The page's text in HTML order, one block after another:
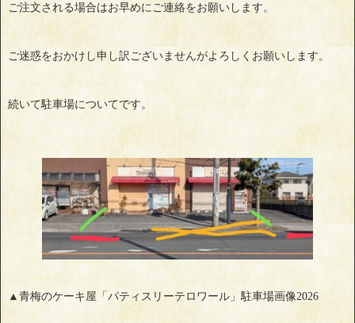
ご注文される場合はお早めにご連絡をお願いします。
ご迷惑をおかけし申し訳ございませんがよろしくお願いします。
続いて駐車場についてです。
▲青梅のケーキ屋「パティスリーテロワール」駐車場画像2026